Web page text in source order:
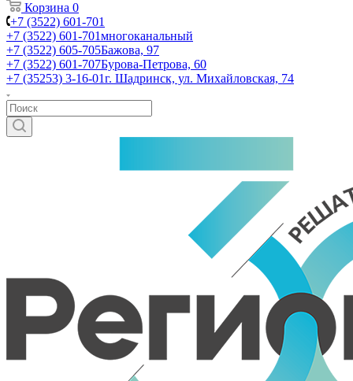
Корзина 0
+7 (3522) 601-701
+7 (3522) 601-701многоканальный
+7 (3522) 605-705Бажова, 97
+7 (3522) 601-707Бурова-Петрова, 60
+7 (35253) 3-16-01г. Шадринск, ул. Михайловская, 74